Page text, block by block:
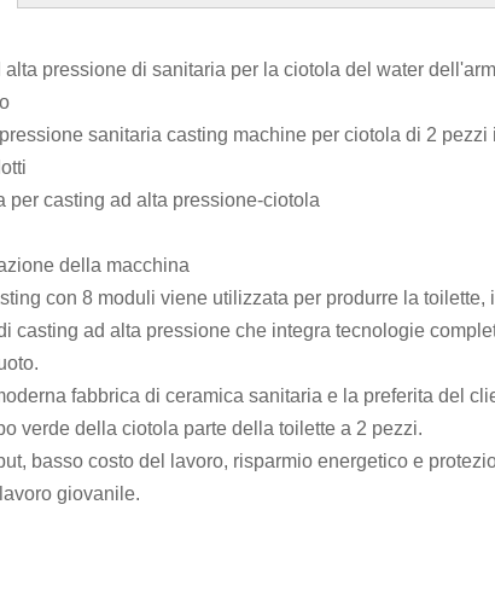
pressione di sanitaria per la ciotola del water
sanitaria casting machine per ciotola di 2 pezzi
per casting ad alta pressione-ciotola
della macchina
con 8 moduli viene utilizzata per produrre la
casting ad alta pressione che integra tecnologie
fabbrica di ceramica sanitaria e la preferita del
verde della ciotola parte della toilette a 2 pezzi.
basso costo del lavoro, risparmio energetico e
giovanile.